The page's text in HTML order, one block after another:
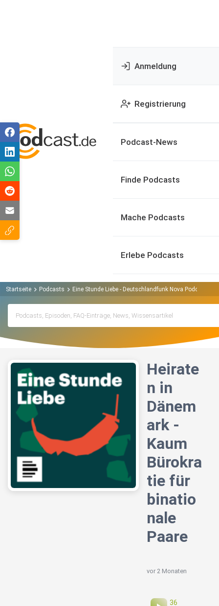
Anmeldung
Registrierung
Podcast-News
Finde Podcasts
Mache Podcasts
Erlebe Podcasts
Startseite Podcasts Eine Stunde Liebe - Deutschlandfunk Nova Podcast
Heirate
n in
Dänem
ark -
Kaum
Bürokra
tie für
binatio
nale
Paare
vor 2 Monaten
36